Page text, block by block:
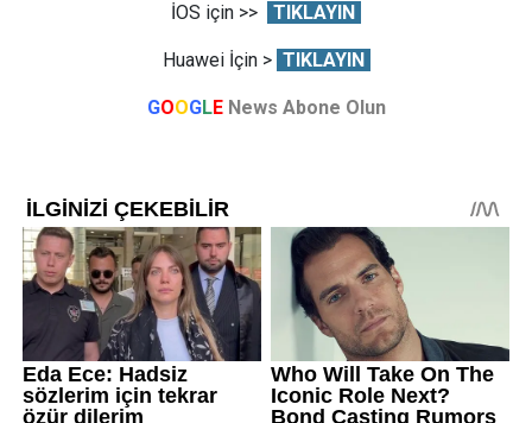
İOS için >> TIKLAYIN
Huawei İçin > TIKLAYIN
GOOGLE News Abone Olun